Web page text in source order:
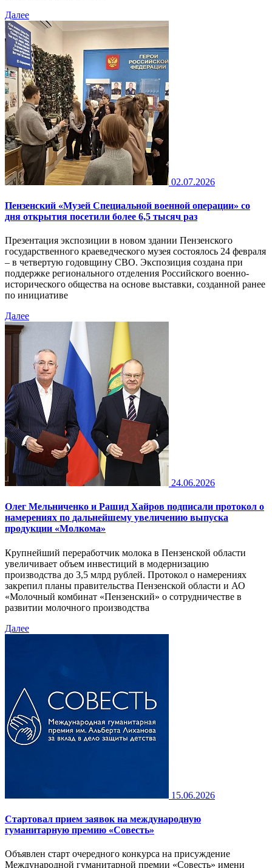
Далее
02.07.2026
Пензенский «Музей Специальной военной операции» со
дня открытия посетили более 6,5 тысяч раз
Презентация экспозиции в новом здании Пензенского
государственного краеведческого музея состоялось 24 февраля
– в четвертую годовщину СВО. Экспозиция создана при
поддержке регионального отделения Российского военно-
исторического общества на основе выставки, созданной ранее
по инициативе
Далее
24.06.2026
Олег Мельниченко и Рашид Хайров подписали протокол о
намерениях по дальнейшему увеличению выпуска
продукции «Молкома»
Крупнейший переработчик молока в Пензенской области
увеличивает объем инвестиций в модернизацию
производства до 3,5 млрд рублей. Протокол о намерениях
закрепил планы правительства Пензенской области и АО
«Молочный комбинат «Пензенский» о сотрудничестве в
развитии молочного производства
Далее
15.06.2026
Стартовал прием заявок на международную
гуманитарную премию «Совесть»
Объявлен старт очередного конкурса на присуждение
Международной гуманитарной премии «Совесть» имени